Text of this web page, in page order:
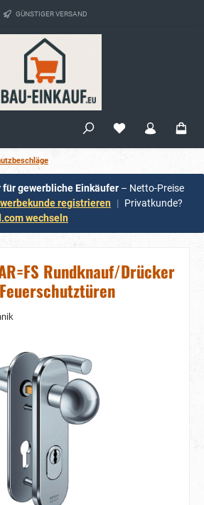
GÜNSTIGER VERSAND
gewerbliche Einkäufer – Netto-Preise
registrieren | Privatkunde?
wechseln
Rundknauf/Drücker